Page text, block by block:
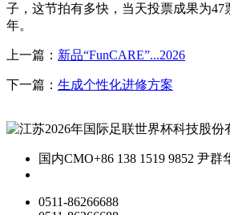
子，这节拍有多快，当天投票成果为
年。
上一篇： 新品“FunCARE”...2026
下一篇： 生成个性化进修方案
国内CMO+86 138 1519 9852 尹群
0511-86266688